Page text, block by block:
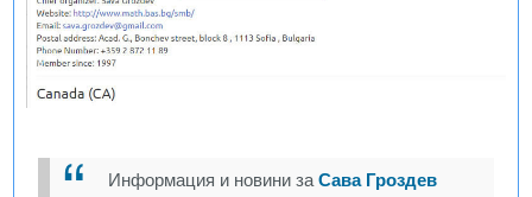
Информация и новини заСава Гроздев